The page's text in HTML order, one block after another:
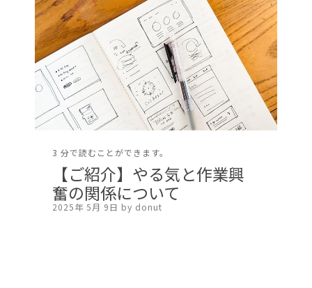
3 分で読むことができます。
【ご紹介】やる気と作業興
奮の関係について
2025年 5月 9日 by donut